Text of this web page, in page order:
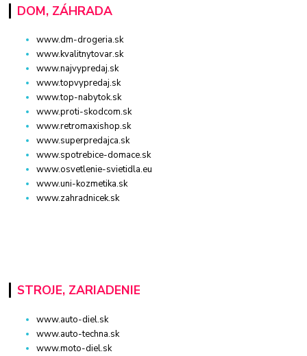
DOM, ZÁHRADA
www.dm-drogeria.sk
www.kvalitnytovar.sk
www.najvypredaj.sk
www.topvypredaj.sk
www.top-nabytok.sk
www.proti-skodcom.sk
www.retromaxishop.sk
www.superpredajca.sk
www.spotrebice-domace.sk
www.osvetlenie-svietidla.eu
www.uni-kozmetika.sk
www.zahradnicek.sk
STROJE, ZARIADENIE
www.auto-diel.sk
www.auto-techna.sk
www.moto-diel.sk